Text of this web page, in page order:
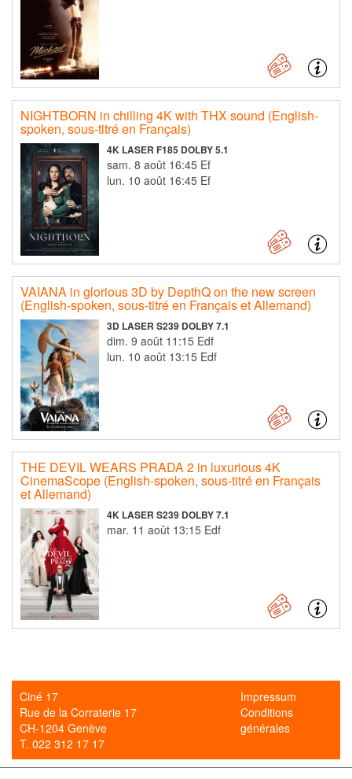
NIGHTBORN in chilling 4K with THX sound (English-
spoken, sous-titré en Français)
4K LASER F185 DOLBY 5.1
sam. 8 août 16:45 Ef
lun. 10 août 16:45 Ef
VAIANA in glorious 3D by DepthQ on the new screen
(English-spoken, sous-titré en Français et Allemand)
3D LASER S239 DOLBY 7.1
dim. 9 août 11:15 Edf
lun. 10 août 13:15 Edf
THE DEVIL WEARS PRADA 2 in luxurious 4K
CinemaScope (English-spoken, sous-titré en Français
et Allemand)
4K LASER S239 DOLBY 7.1
mar. 11 août 13:15 Edf
Ciné 17
Rue de la Corraterie 17
CH-1204 Genève
T. 022 312 17 17
Impressum
Conditions
générales